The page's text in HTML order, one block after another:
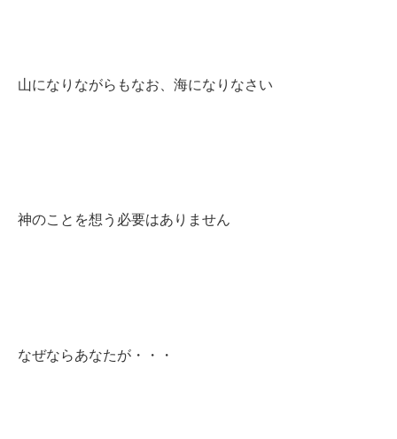
山になりながらもなお、海になりなさい
神のことを想う必要はありません
なぜならあなたが・・・